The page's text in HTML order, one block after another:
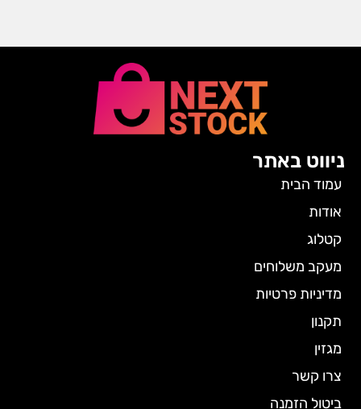
ניווט באתר
עמוד הבית
אודות
קטלוג
מעקב משלוחים
מדיניות פרטיות
תקנון
מגזין
צרו קשר
ביטול הזמנה